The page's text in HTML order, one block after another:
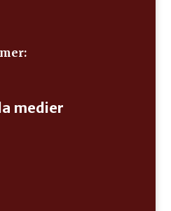
medier